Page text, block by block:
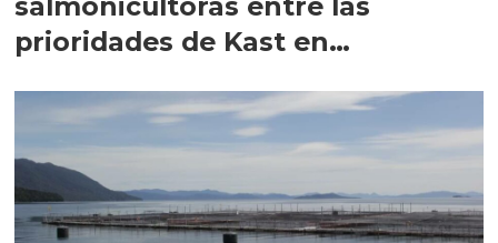
prioridades de Kast en